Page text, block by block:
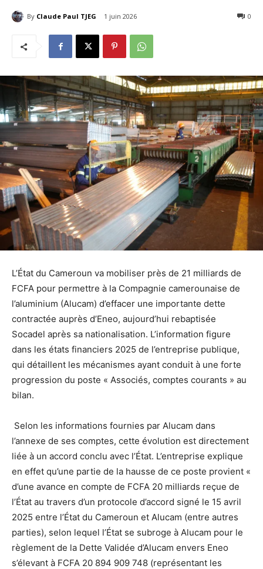
By Claude Paul TJEG 1 juin 2026 0
L’État du Cameroun va mobiliser près de 21 milliards de
FCFA pour permettre à la Compagnie camerounaise de
l’aluminium (Alucam) d’effacer une importante dette
contractée auprès d’Eneo, aujourd’hui rebaptisée
Socadel après sa nationalisation. L’information figure
dans les états financiers 2025 de l’entreprise publique,
qui détaillent les mécanismes ayant conduit à une forte
progression du poste « Associés, comptes courants » au
bilan.
Selon les informations fournies par Alucam dans
l’annexe de ses comptes, cette évolution est directement
liée à un accord conclu avec l’État. L’entreprise explique
en effet qu’une partie de la hausse de ce poste provient «
d’une avance en compte de FCFA 20 milliards reçue de
l’État au travers d’un protocole d’accord signé le 15 avril
2025 entre l’État du Cameroun et Alucam (entre autres
parties), selon lequel l’État se subroge à Alucam pour le
règlement de la Dette Validée d’Alucam envers Eneo
s’élevant à FCFA 20 894 909 748 (représentant les